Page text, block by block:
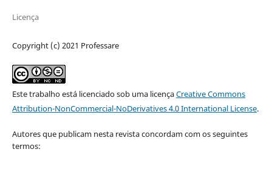
Licença
Copyright (c) 2021 Professare
Este trabalho está licenciado sob uma licençaCreative Commons
Attribution-NonCommercial-NoDerivatives 4.0 International License.
Autores que publicam nesta revista concordam com os seguintes
termos: